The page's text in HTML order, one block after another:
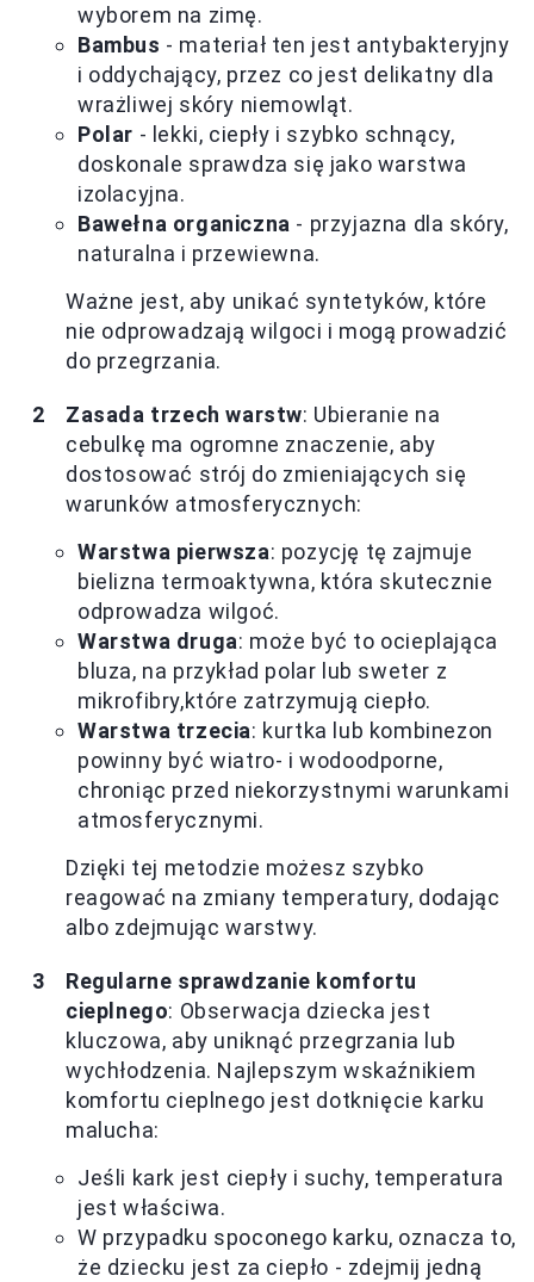
wyborem na zimę.
Bambus - materiał ten jest antybakteryjny
i oddychający, przez co jest delikatny dla
wrażliwej skóry niemowląt.
Polar - lekki, ciepły i szybko schnący,
doskonale sprawdza się jako warstwa
izolacyjna.
Bawełna organiczna - przyjazna dla skóry,
naturalna i przewiewna.
Ważne jest, aby unikać syntetyków, które
nie odprowadzają wilgoci i mogą prowadzić
do przegrzania.
Zasada trzech warstw: Ubieranie na
cebulkę ma ogromne znaczenie, aby
dostosować strój do zmieniających się
warunków atmosferycznych:
Warstwa pierwsza: pozycję tę zajmuje
bielizna termoaktywna, która skutecznie
odprowadza wilgoć.
Warstwa druga: może być to ocieplająca
bluza, na przykład polar lub sweter z
mikrofibry,które zatrzymują ciepło.
Warstwa trzecia: kurtka lub kombinezon
powinny być wiatro- i wodoodporne,
chroniąc przed niekorzystnymi warunkami
atmosferycznymi.
Dzięki tej metodzie możesz szybko
reagować na zmiany temperatury, dodając
albo zdejmując warstwy.
Regularne sprawdzanie komfortu
cieplnego: Obserwacja dziecka jest
kluczowa, aby uniknąć przegrzania lub
wychłodzenia. Najlepszym wskaźnikiem
komfortu cieplnego jest dotknięcie karku
malucha:
Jeśli kark jest ciepły i suchy, temperatura
jest właściwa.
W przypadku spoconego karku, oznacza to,
że dziecku jest za ciepło - zdejmij jedną